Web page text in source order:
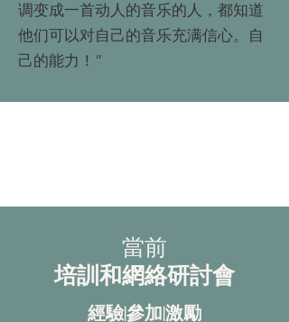
调变成一首动人的音乐的人，都知道
他们可以对自己的音乐充满信心。自
己的能力！”
當前
培訓和網絡研討會
經驗|參加|激勵